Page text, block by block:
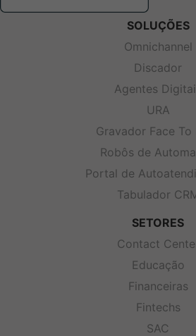
SOLUÇÕES
Omnichannel
Discador
Agentes
URA
Gravador Face To
Robôs de
Portal de
Tabulador
SETORES
Contact
Educação
Financeiras
Fintechs
SAC